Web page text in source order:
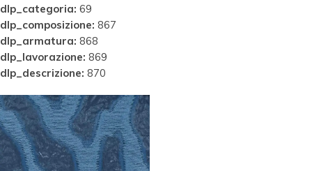
dlp_categoria: 69
dlp_composizione: 867
dlp_armatura: 868
dlp_lavorazione: 869
dlp_descrizione: 870